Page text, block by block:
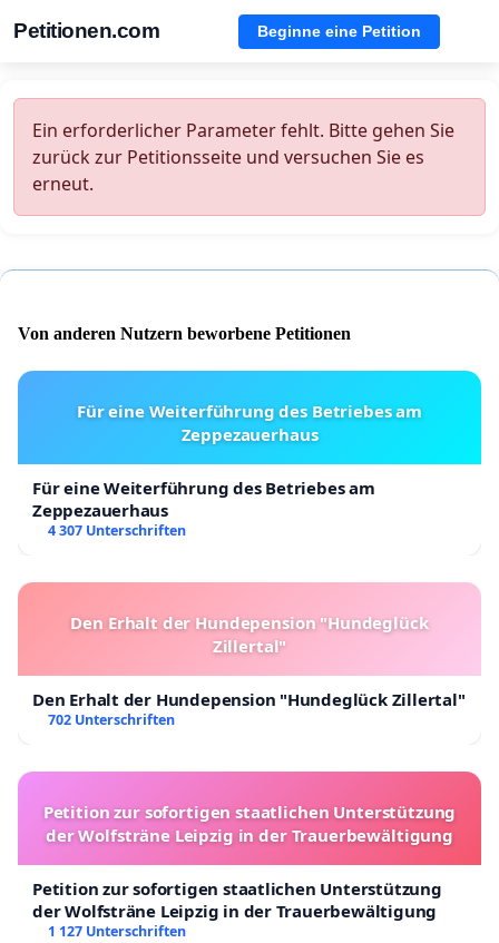
Petitionen.com Beginne eine Petition
Ein erforderlicher Parameter fehlt. Bitte gehen Sie
zurück zur Petitionsseite und versuchen Sie es
erneut.
Von anderen Nutzern beworbene Petitionen
Für eine Weiterführung des Betriebes am
Zeppezauerhaus
Für eine Weiterführung des Betriebes am
Zeppezauerhaus
4 307 Unterschriften
Den Erhalt der Hundepension "Hundeglück
Zillertal"
Den Erhalt der Hundepension "Hundeglück Zillertal"
702 Unterschriften
Petition zur sofortigen staatlichen Unterstützung
der Wolfsträne Leipzig in der Trauerbewältigung
Petition zur sofortigen staatlichen Unterstützung
der Wolfsträne Leipzig in der Trauerbewältigung
1 127 Unterschriften